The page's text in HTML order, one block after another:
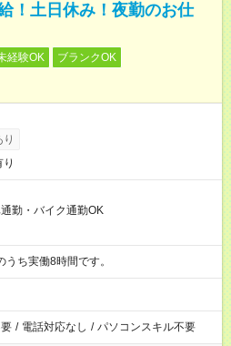
！土日休み！夜勤のお仕
経験OK
ブランクOK
勤・バイク通勤OK
※表記のうち実働8時間です。
/ 電話対応なし / パソコンスキル不要